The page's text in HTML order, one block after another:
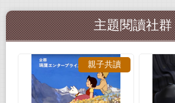
主題閱讀社群
親子共讀